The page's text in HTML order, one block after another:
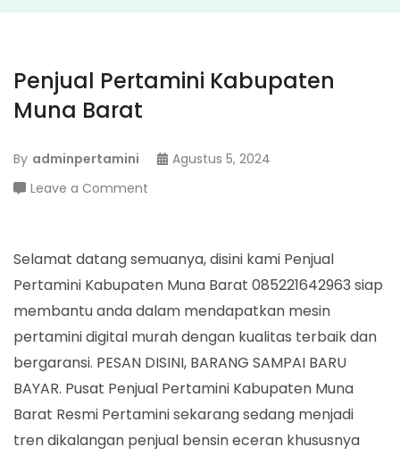
Penjual Pertamini Kabupaten
Muna Barat
By adminpertamini
Agustus 5, 2024
Leave a Comment
Kabupaten
Muna
Barat
Selamat datang semuanya, disini kami Penjual
Pertamini Kabupaten Muna Barat 085221642963 siap
membantu anda dalam mendapatkan mesin
pertamini digital murah dengan kualitas terbaik dan
bergaransi. PESAN DISINI, BARANG SAMPAI BARU
BAYAR. Pusat Penjual Pertamini Kabupaten Muna
Barat Resmi Pertamini sekarang sedang menjadi
tren dikalangan penjual bensin eceran khususnya